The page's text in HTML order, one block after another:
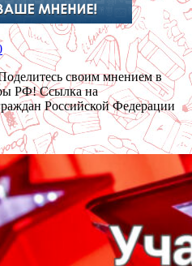
своим мнением в
РФ! Ссылка на
Российской Федерации